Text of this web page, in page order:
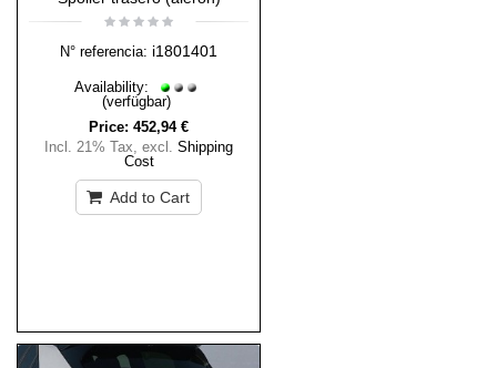
N° referencia: i1801401
Availability:
(verfügbar)
Price: 452,94 €
Incl. 21% Tax, excl. Shipping
Cost
Add to Cart